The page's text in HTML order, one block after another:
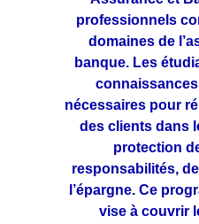
professionnels
domaines de
banque. Les
nécessaires pour
des clients dans
protection
responsabilités,
l’épargne. Ce
vise à couvrir